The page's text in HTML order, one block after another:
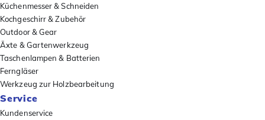
Küchenmesser & Schneiden
Kochgeschirr & Zubehör
Outdoor & Gear
Äxte & Gartenwerkzeug
Taschenlampen & Batterien
Ferngläser
Werkzeug zur Holzbearbeitung
Service
Kundenservice